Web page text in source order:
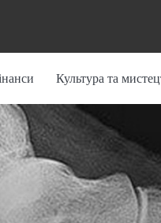
Культура та